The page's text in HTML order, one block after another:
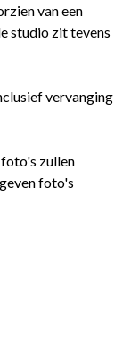
van een
studio zit tevens
vervanging
zullen
foto's